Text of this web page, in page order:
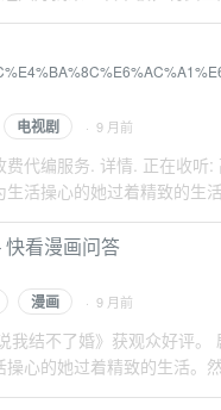
电视剧 · 9 月前
代编服务. 详情. 正在收听
活操心的她过着精致的生
看漫画问答
漫画 · 9 月前
我结不了婚》获观众好评。
心的她过着精致的生活。